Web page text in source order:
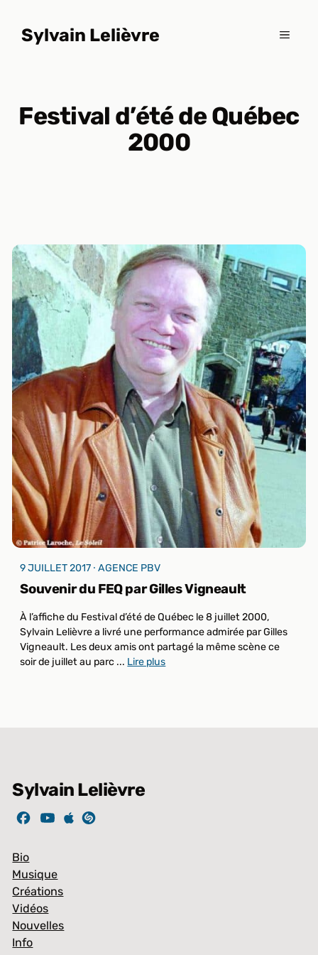
contenuSylvain Lelièvre MENU
Festival d’été de Québec
2000
Souvenir du FEQ par Gilles Vigneault
9 JUILLET 2017 ⸱ AGENCE PBV
À l’affiche du Festival d’été de Québec le 8 juillet 2000,
Sylvain Lelièvre a livré une performance admirée par Gilles
Vigneault. Les deux amis ont partagé la même scène ce
soir de juillet au parc ... Lire plus
Sylvain Lelièvre
Bio
Musique
Créations
Vidéos
Nouvelles
Info